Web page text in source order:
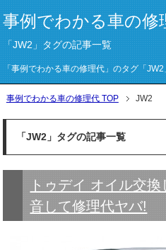
事例でわかる車の修
「JW2」タグの記事一覧
「事例でわかる車の修理代」のタグ「
事例でわかる車の修理代 TOP JW2
「JW2」タグの記事一覧
トゥデイ オイル交
音して修理代ヤバ!